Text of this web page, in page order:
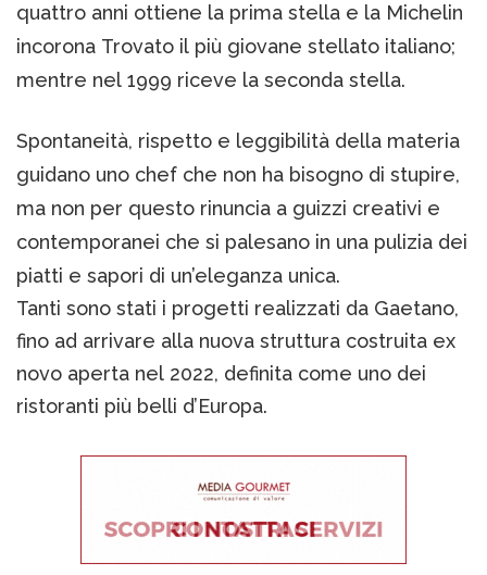
quattro anni ottiene la prima stella e la Michelin
incorona Trovato il più giovane stellato italiano;
mentre nel 1999 riceve la seconda stella.
Spontaneità, rispetto e leggibilità della materia
guidano uno chef che non ha bisogno di stupire,
ma non per questo rinuncia a guizzi creativi e
contemporanei che si palesano in una pulizia dei
piatti e sapori di un’eleganza unica.
Tanti sono stati i progetti realizzati da Gaetano,
fino ad arrivare alla nuova struttura costruita ex
novo aperta nel 2022, definita come uno dei
ristoranti più belli d’Europa.